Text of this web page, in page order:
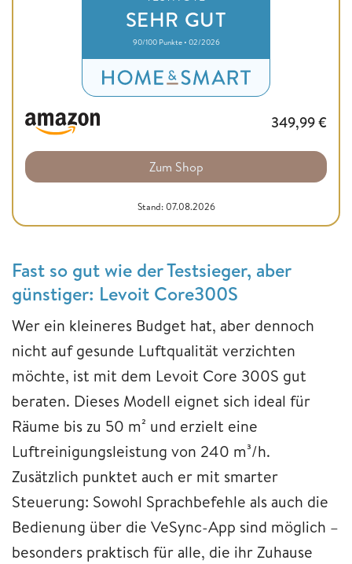
SEHR GUT
90/100 Punkte • 02/2026
349,99€
Zum Shop
Stand: 07.08.2026
Fast so gut wie der Testsieger, aber
günstiger: Levoit Core300S
Wer ein kleineres Budget hat, aber dennoch
nicht auf gesunde Luftqualität verzichten
möchte, ist mit dem Levoit Core 300S gut
beraten. Dieses Modell eignet sich ideal für
Räume bis zu 50 m² und erzielt eine
Luftreinigungsleistung von 240 m³/h.
Zusätzlich punktet auch er mit smarter
Steuerung: Sowohl Sprachbefehle als auch die
Bedienung über die VeSync-App sind möglich –
besonders praktisch für alle, die ihr Zuhause